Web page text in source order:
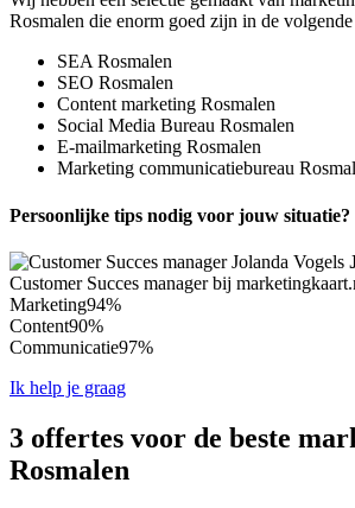
Rosmalen die enorm goed zijn in de volgende
SEA Rosmalen
SEO Rosmalen
Content marketing Rosmalen
Social Media Bureau Rosmalen
E-mailmarketing Rosmalen
Marketing communicatiebureau
Persoonlijke tips nodig voor jouw situatie?
Customer Succes manager bij
Marketing94%
Content90%
Communicatie97%
Ik help je graag
3 offertes voor de beste
Rosmalen